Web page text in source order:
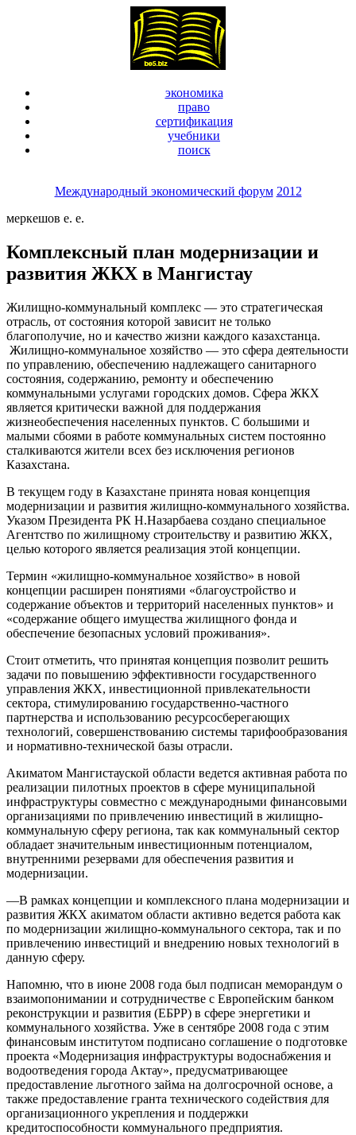
экономика
право
сертификация
учебники
поиск
Международный экономический форум 2012
меркешов е. е.
Комплексный план модернизации и
развития ЖКХ в Мангистау
Жилищно-коммунальный комплекс — это стратегическая
отрасль, от состояния которой зависит не только
благополучие, но и качество жизни каждого казахстанца.
Жилищно-коммунальное хозяйство — это сфера деятельности
по управлению, обеспечению надлежащего санитарного
состояния, содержанию, ремонту и обеспечению
коммунальными услугами городских домов. Сфера ЖКХ
является критически важной для поддержания
жизнеобеспечения населенных пунктов. С большими и
малыми сбоями в работе коммунальных систем постоянно
сталкиваются жители всех без исключения регионов
Казахстана.
В текущем году в Казахстане принята новая концепция
модернизации и развития жилищно-коммунального хозяйства.
Указом Президента РК Н.Назарбаева создано специальное
Агентство по жилищному строительству и развитию ЖКХ,
целью которого является реализация этой концепции.
Термин «жилищно-коммунальное хозяйство» в новой
концепции расширен понятиями «благоустройство и
содержание объектов и территорий населенных пунктов» и
«содержание общего имущества жилищного фонда и
обеспечение безопасных условий проживания».
Стоит отметить, что принятая концепция позволит решить
задачи по повышению эффективности государственного
управления ЖКХ, инвестиционной привлекательности
сектора, стимулированию государственно-частного
партнерства и использованию ресурсосберегающих
технологий, совершенствованию системы тарифообразования
и нормативно-технической базы отрасли.
Акиматом Мангистауской области ведется активная работа по
реализации пилотных проектов в сфере муниципальной
инфраструктуры совместно с международными финансовыми
организациями по привлечению инвестиций в жилищно-
коммунальную сферу региона, так как коммунальный сектор
обладает значительным инвестиционным потенциалом,
внутренними резервами для обеспечения развития и
модернизации.
—В рамках концепции и комплексного плана модернизации и
развития ЖКХ акиматом области активно ведется работа как
по модернизации жилищно-коммунального сектора, так и по
привлечению инвестиций и внедрению новых технологий в
данную сферу.
Напомню, что в июне 2008 года был подписан меморандум о
взаимопонимании и сотрудничестве с Европейским банком
реконструкции и развития (ЕБРР) в сфере энергетики и
коммунального хозяйства. Уже в сентябре 2008 года с этим
финансовым институтом подписано соглашение о подготовке
проекта «Модернизация инфраструктуры водоснабжения и
водоотведения города Актау», предусматривающее
предоставление льготного займа на долгосрочной основе, а
также предоставление гранта технического содействия для
организационного укрепления и поддержки
кредитоспособности коммунального предприятия.